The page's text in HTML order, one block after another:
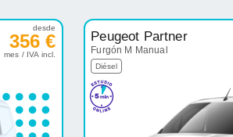
desde
356 €
mes / IVA incl.
Peugeot Partner
Furgón M Manual
Diésel